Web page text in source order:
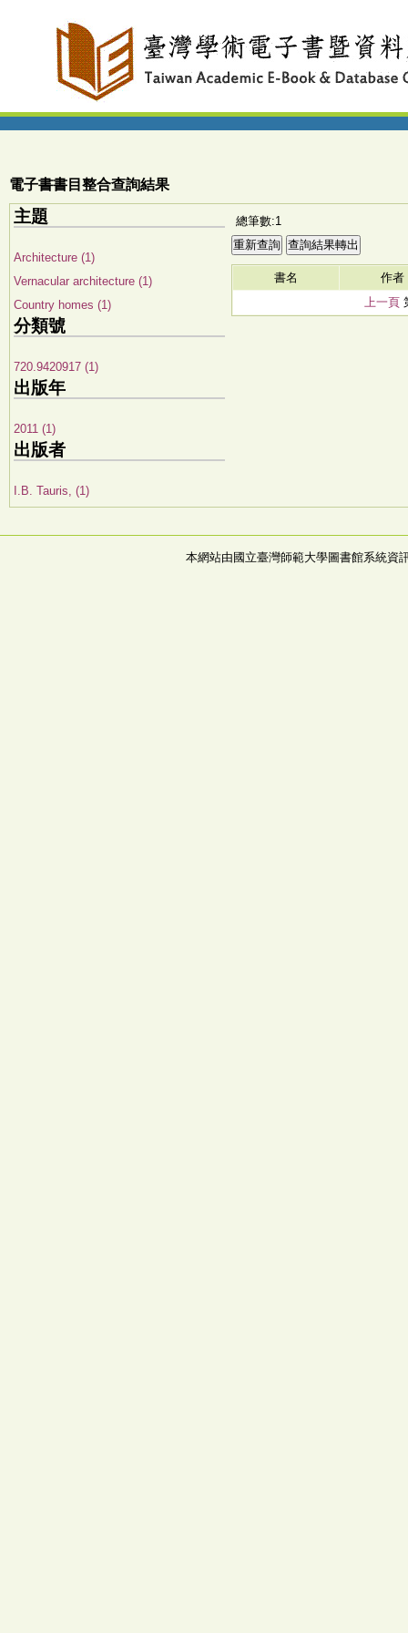
電子書書目整合查詢結果
主題
Architecture (1)
Vernacular architecture (1)
Country homes (1)
分類號
720.9420917 (1)
出版年
2011 (1)
出版者
I.B. Tauris, (1)
總筆數:1
書名
作者
上一頁
本網站由國立臺灣師範大學圖書館系統資